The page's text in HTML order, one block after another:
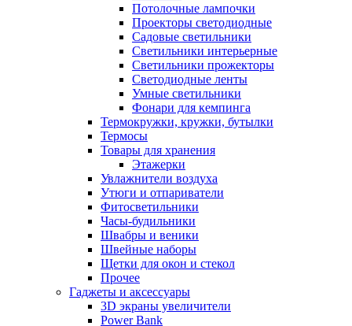
Потолочные лампочки
Проекторы светодиодные
Садовые светильники
Светильники интерьерные
Светильники прожекторы
Светодиодные ленты
Умные светильники
Фонари для кемпинга
Термокружки, кружки, бутылки
Термосы
Товары для хранения
Этажерки
Увлажнители воздуха
Утюги и отпариватели
Фитосветильники
Часы-будильники
Швабры и веники
Швейные наборы
Щетки для окон и стекол
Прочее
Гаджеты и аксессуары
3D экраны увеличители
Power Bank